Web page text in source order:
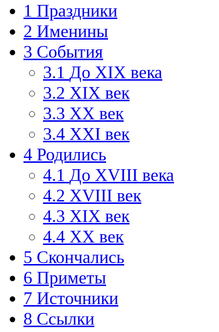
1 Праздники
2 Именины
3 События
3.1 До XIX века
3.2 XIX век
3.3 XX век
3.4 XXI век
4 Родились
4.1 До XVIII века
4.2 XVIII век
4.3 XIX век
4.4 XX век
5 Скончались
6 Приметы
7 Источники
8 Ссылки